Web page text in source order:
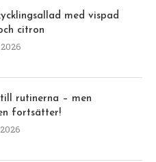
med vispad
citron
till rutinerna – men
fortsätter!